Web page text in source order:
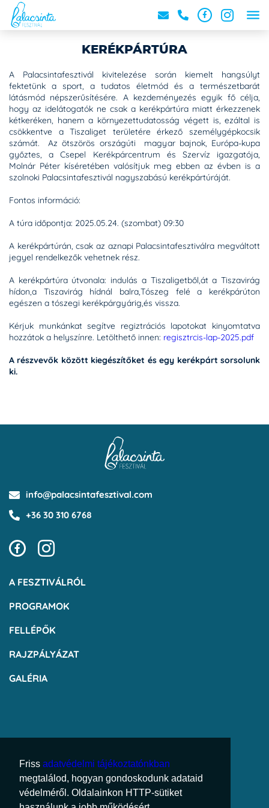
Friss adatvédelmi tájékoztatónkban
megtalálod, hogyan gondoskodunk adataid
védelméről. Oldalainkon HTTP-sütiket
KERÉKPÁRTÚRA
A Palacsintafesztivál kivitelezése során kiemelt hangsúlyt
fektetünk a sport, a tudatos életmód és a természetbarát
látásmód népszerűsítésére. A kezdeményezés egyik fő célja,
hogy az idelátogatók ne csak a kerékpártúra miatt érkezzenek
kétkeréken, hanem a környezettudatosság végett is, ezáltal is
csökkentve a Tiszaliget területére érkező személygépkocsik
számát. Az ötszörös országúti magyar bajnok, Európa-kupa
győztes, a Csepel Kerékpárcentrum és Szervíz igazgatója,
Molnár Péter kíséretében valósítjuk meg ebben az évben is a
szolnoki Palacsintafesztivál nagyszabású kerékpártúráját.
Fontos információ:
A túra időpontja: 2025.05.24. (szombat) 09:30
A kerékpártúrán, csak az aznapi Palacsintafesztiválra megváltott
jegyel rendelkezők vehetnek rész.
A kerékpártúra útvonala: indulás a Tiszaligetből,át a Tiszavirág
hídon,a Tiszavirág hídnál balra,Tószeg felé a kerékpárúton
egészen a tószegi kerékpárgyárig,és vissza.
Kérjuk munkánkat segítve regiztrációs lapotokat kinyomtatva
hozzátok a helyszínre. Letölthető innen: regisztrcis-lap-2025.pdf
A részvevők között kiegészítőket és egy kerékpárt sorsolunk
ki.
info@palacsintafesztival.com
+36 30 310 6768
A FESZTIVÁLRÓL
PROGRAMOK
FELLÉPŐK
RAJZPÁLYÁZAT
GALÉRIA